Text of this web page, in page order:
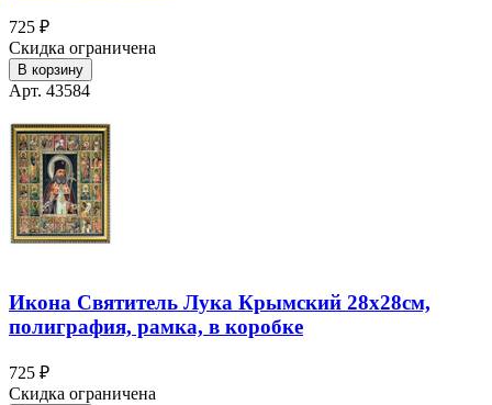
725 ₽
Скидка ограничена
В корзину
Арт. 43584
Икона Святитель Лука Крымский 28х28см,
полиграфия, рамка, в коробке
725 ₽
Скидка ограничена